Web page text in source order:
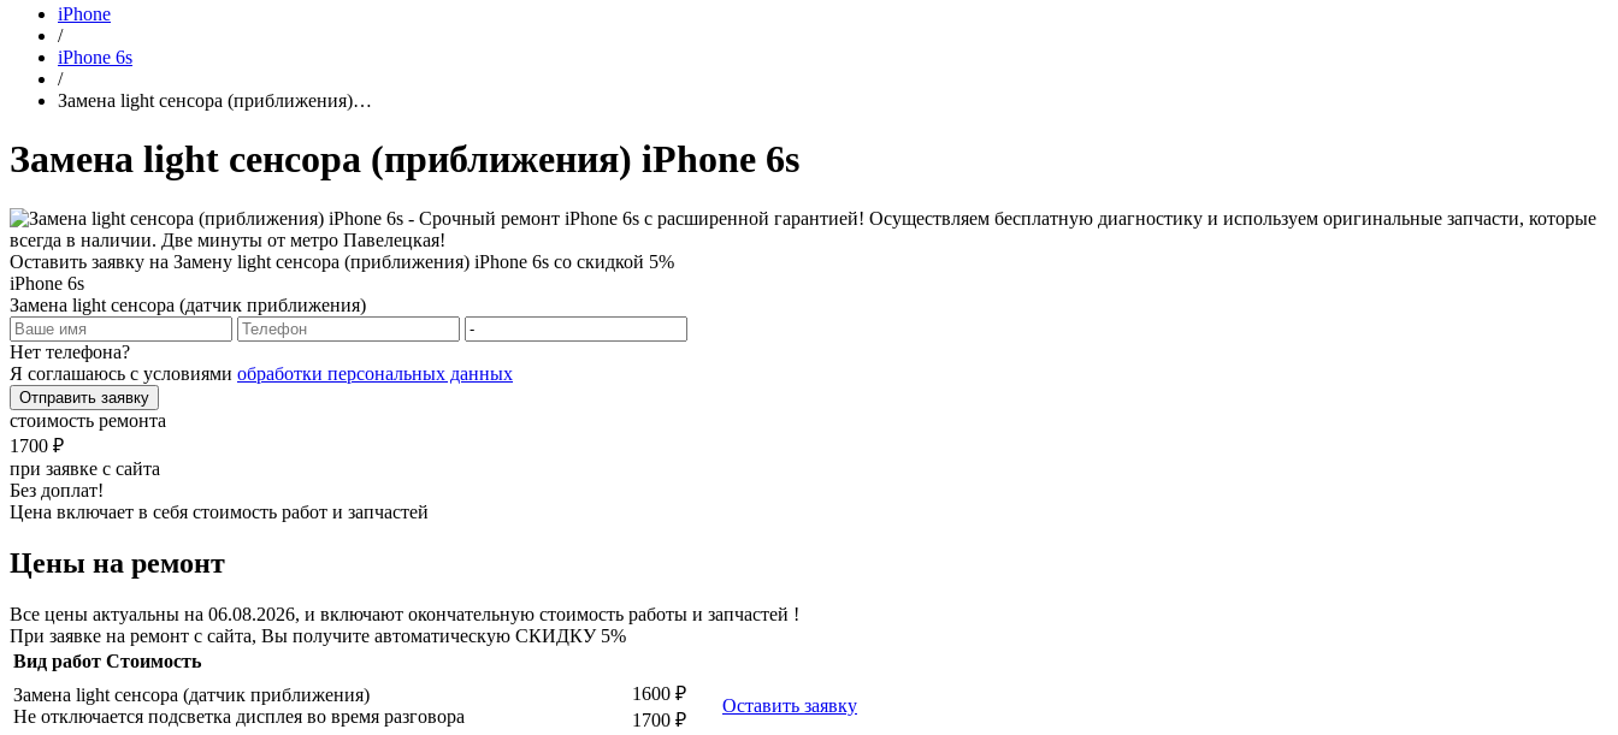
iPhone
/
iPhone 6s
/
Замена light сенсора (приближения)…
Замена light сенсора (приближения) iPhone 6s
Оставить заявку на Замену light сенсора (приближения) iPhone 6s со скидкой 5%
iPhone 6s
Замена light сенсора (датчик приближения)
Нет телефона?
Я соглашаюсь с условиями обработки персональных данных
Отправить заявку
стоимость ремонта
1700 ₽
при заявке с сайта
Без доплат!
Цена включает в себя стоимость работ и запчастей
Цены на ремонт
Все цены актуальны на 06.08.2026, и включают окончательную стоимость работы и запчастей !
При заявке на ремонт с сайта, Вы получите автоматическую СКИДКУ 5%
Вид работ Стоимость
Замена light сенсора (датчик приближения)
Не отключается подсветка дисплея во время разговора
1600 ₽
1700 ₽
Оставить заявку